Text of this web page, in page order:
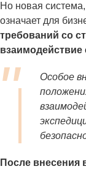
Но новая
означает для
требований со
Особое
После внесения